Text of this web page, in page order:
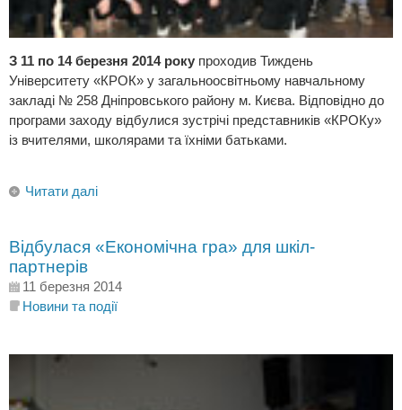
З 11 по 14 березня 2014 року проходив Тиждень
Університету «КРОК» у загальноосвітньому навчальному
закладі № 258 Дніпровського району м. Києва. Відповідно до
програми заходу відбулися зустрічі представників «КРОКу»
із вчителями, школярами та їхніми батьками.
Читати далі
Відбулася «Економічна гра» для шкіл-
партнерів
11 березня 2014
Новини та події